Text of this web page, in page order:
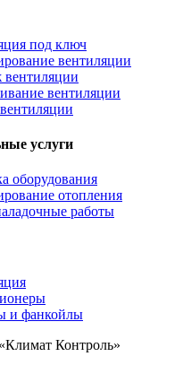
под ключ
вентиляции
вентиляции
услуги
оборудования
отопления
работы
и фанкойлы
Контроль»